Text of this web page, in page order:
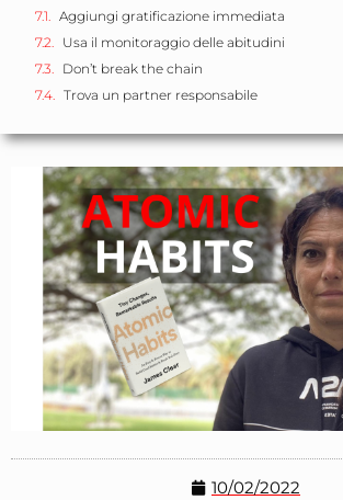
Aggiungi gratificazione immediata
Usa il monitoraggio delle abitudini
Don’t break the chain
Trova un partner responsabile
10/02/2022